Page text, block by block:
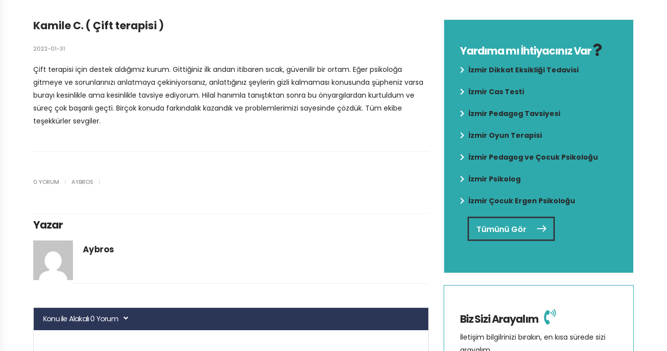
Kamile C. ( Çift terapisi )
2022-01-31
Çift terapisi için destek aldığımız kurum. Gittiğiniz ilk andan itibaren sıcak, güvenilir bir ortam. Eğer psikoloğa
gitmeye ve sorunlarınızı anlatmaya çekiniyorsanız, anlattığınız şeylerin gizli kalmaması konusunda şüpheniz varsa
burayı kesinlikle ama kesinlikle tavsiye ediyorum. Hilal hanımla tanıştıktan sonra bu önyargılardan kurtuldum ve
süreç çok başarılı geçti. Birçok konuda farkındalık kazandık ve problemlerimizi sayesinde çözdük. Tüm ekibe
teşekkürler sevgiler.
0 YORUM | AYBROS |
Yazar
Aybros
Konu ile Alakalı 0 Yorum
Yardıma mı İhtiyacınız Var
İzmir Dikkat Eksikliği Tedavisi
İzmir Cas Testi
İzmir Pedagog Tavsiyesi
İzmir Oyun Terapisi
İzmir Pedagog ve Çocuk Psikoloğu
İzmir Psikolog
İzmir Çocuk Ergen Psikoloğu
Tümünü Gör
Biz Sizi Arayalım
İletişim bilgilrinizi bırakın, en kısa sürede sizi